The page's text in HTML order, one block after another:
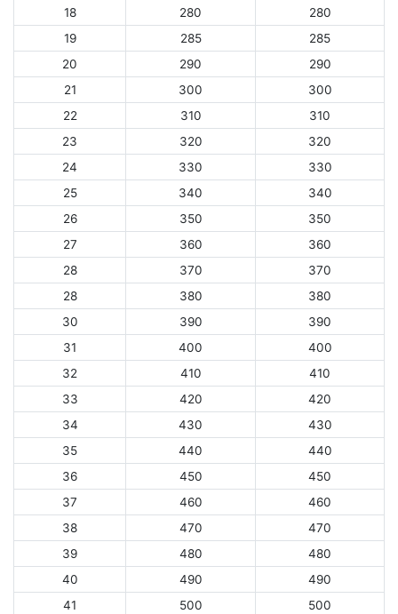
18 280
280
19
285
285
20
290
290
21
300
300
22
310
310
23
320
320
24
330
330
25
340
340
26
350
350
27
360
360
28
370
370
28
380
380
30
390
390
31
400
400
32
410
410
33
420
420
34
430
430
35
440
440
36
450
450
37
460
460
38
470
470
39
480
480
40
490
490
41
500
500